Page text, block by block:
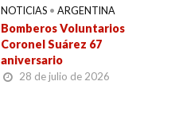
NOTICIAS • ARGENTINA
Bomberos Voluntarios
Coronel Suárez 67
aniversario
28 de julio de 2026